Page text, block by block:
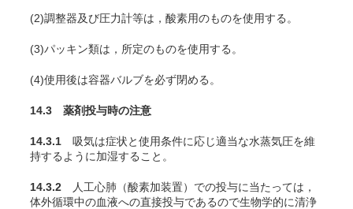
(2)調整器及び圧力計等は，酸素用のものを使用する。
(3)パッキン類は，所定のものを使用する。
(4)使用後は容器バルブを必ず閉める。
14.3 薬剤投与時の注意
14.3.1 吸気は症状と使用条件に応じ適当な水蒸気圧を維
持するように加湿すること 。
14.3.2 人工心肺（酸素加装置）での投与に当たっては，
体外循環中の血液への直接投与であるので生物学的に清浄